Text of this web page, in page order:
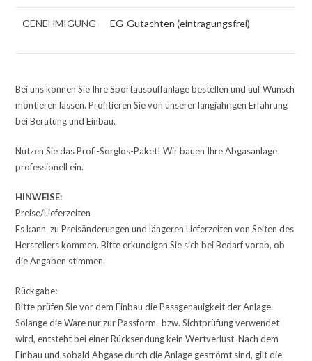
GENEHMIGUNG EG-Gutachten (eintragungsfrei)
Bei uns können Sie Ihre Sportauspuffanlage bestellen und auf Wunsch
montieren lassen. Profitieren Sie von unserer langjährigen Erfahrung
bei Beratung und Einbau.
Nutzen Sie das Profi-Sorglos-Paket! Wir bauen Ihre Abgasanlage
professionell ein.
HINWEISE:
Preise/Lieferzeiten
Es kann zu Preisänderungen und längeren Lieferzeiten von Seiten des
Herstellers kommen. Bitte erkundigen Sie sich bei Bedarf vorab, ob
die Angaben stimmen.
Rückgabe:
Bitte prüfen Sie vor dem Einbau die Passgenauigkeit der Anlage.
Solange die Ware nur zur Passform- bzw. Sichtprüfung verwendet
wird, entsteht bei einer Rücksendung kein Wertverlust. Nach dem
Einbau und sobald Abgase durch die Anlage geströmt sind, gilt die